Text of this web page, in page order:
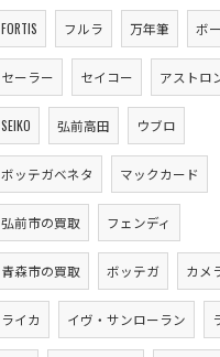
FORTIS フルラ 万年筆 ボ
セーラー セイコー アストロ
SEIKO 弘前高田 ウブロ
ボッテガベネタ マックカード
弘前市の買取 フェンディ
青森市の買取 ボッテガ カメ
ライカ イヴ・サンローラン